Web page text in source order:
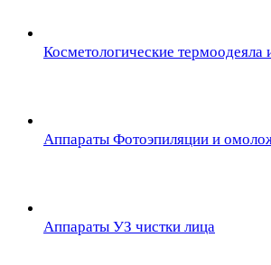
Косметологические термоодеяла
Аппараты Фотоэпиляции и
Аппараты УЗ чистки лица